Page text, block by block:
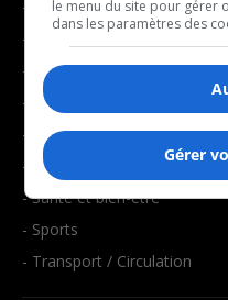
- Communauté / Social
- Culture
- Économie
- Éducation
- Environnement
- Faits divers
- Santé et bien-être
- Sports
- Transport / Circulation
le menu du site pour gérer
dans les paramètres des
Gérer